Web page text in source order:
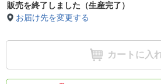
販売を終了しました（生産完了）
お届け先を変更する
カートに入